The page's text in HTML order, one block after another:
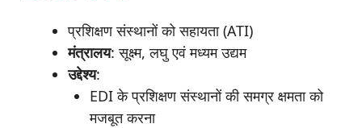
प्रशिक्षण संस्थानों को सहायता (ATI)
मंत्रालय: सूक्ष्म, लघु एवं मध्यम उद्यम
उद्देश्य:
EDI के प्रशिक्षण संस्थानों की समग्र क्षमता को
मजबूत करना